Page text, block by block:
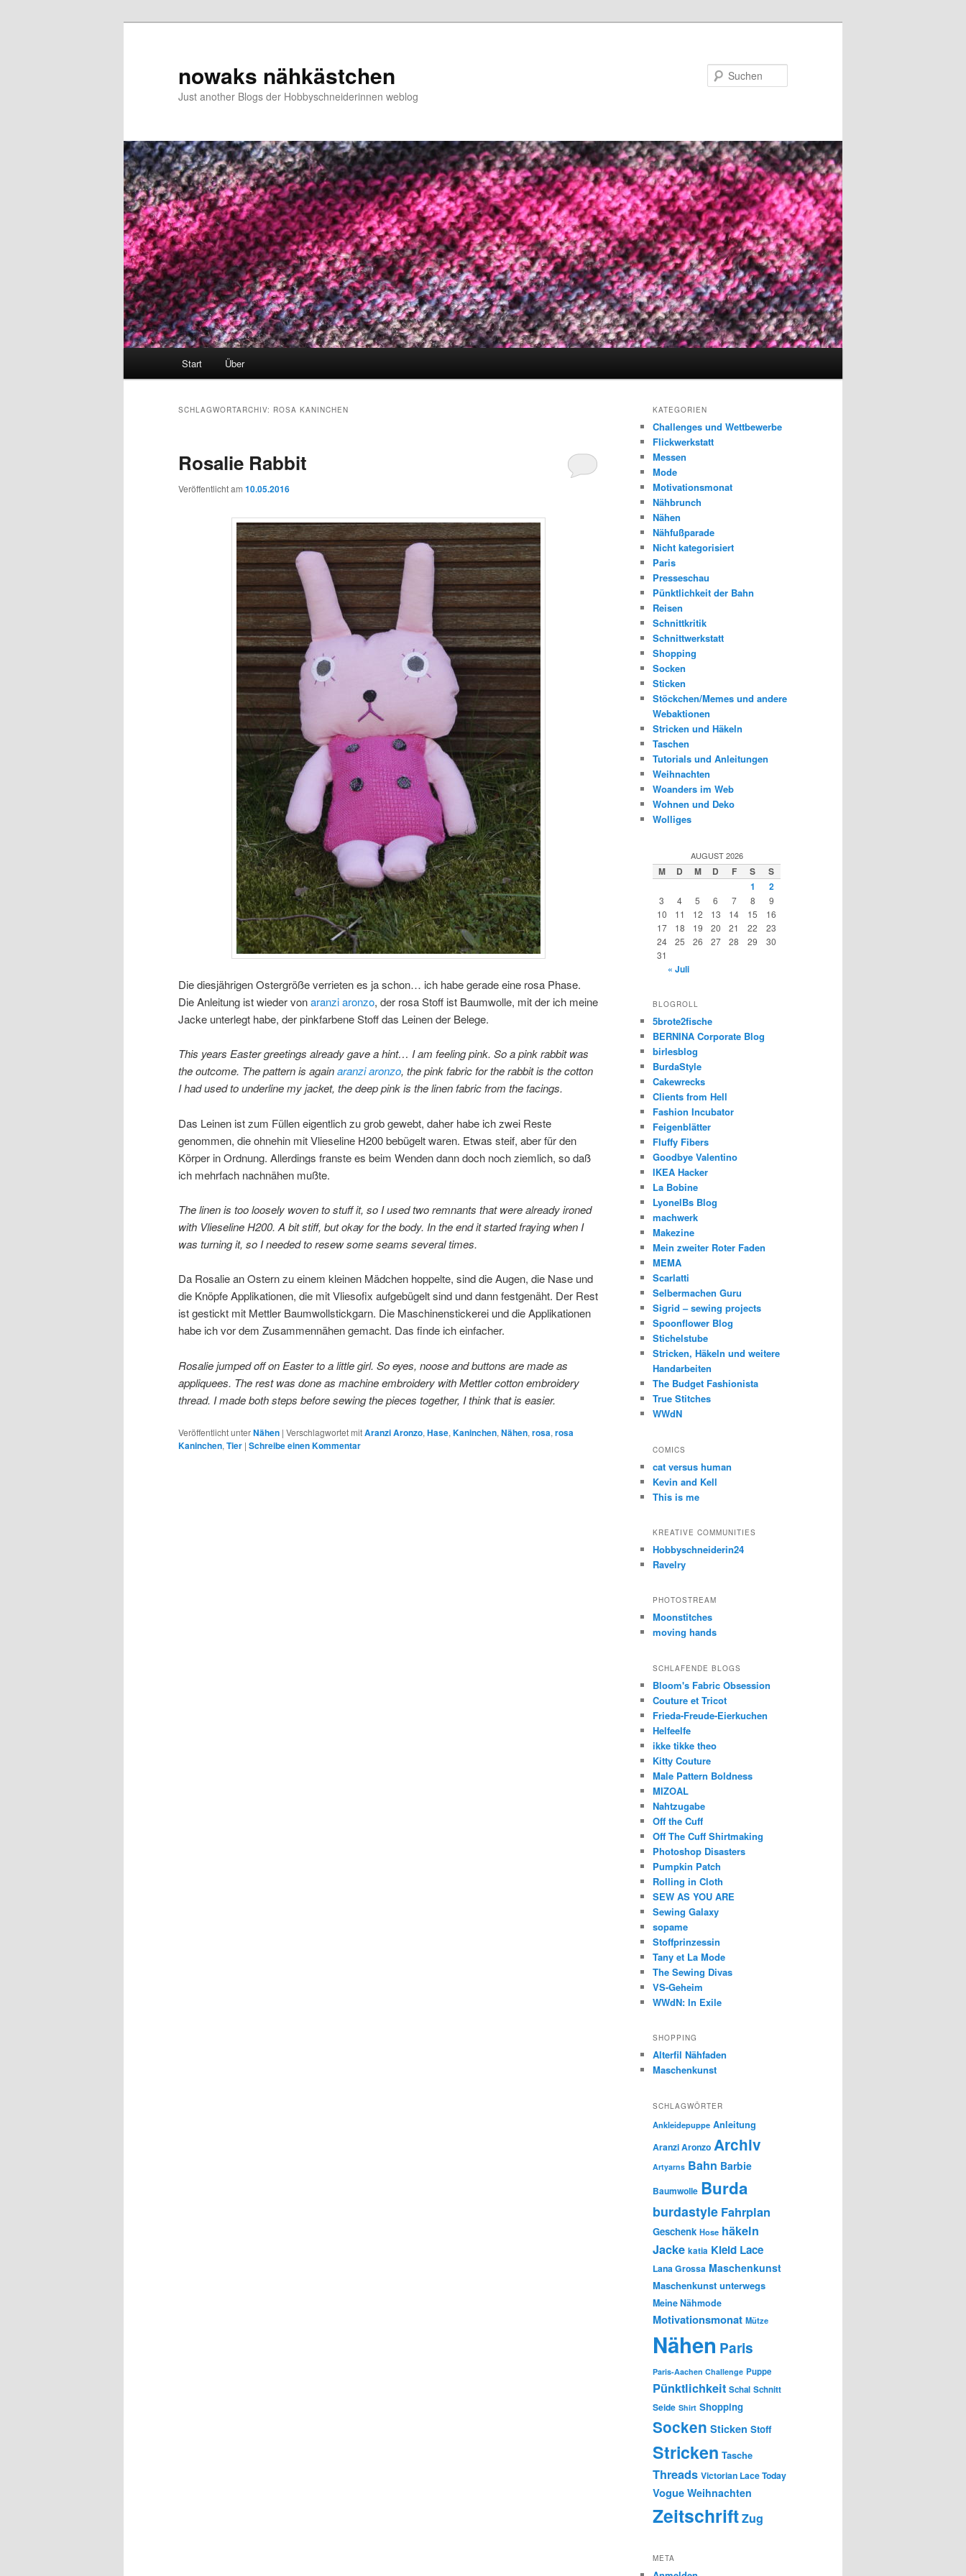
nowaks nähkästchen
Just another Blogs der Hobbyschneiderinnen weblog
Start Über
SCHLAGWORTARCHIV: ROSA KANINCHEN
Rosalie Rabbit
Veröffentlicht am 10.05.2016
Die diesjährigen Ostergröße verrieten es ja schon… ich habe gerade eine rosa Phase.
Die Anleitung ist wieder vonaranzi aronzo, der rosa Stoff ist Baumwolle, mit der ich meine
Jacke unterlegt habe, der pinkfarbene Stoff das Leinen der Belege.
This years Easter greetings already gave a hint… I am feeling pink. So a pink rabbit was
the outcome. The pattern is againaranzi aronzo, the pink fabric for the rabbit is the cotton
I had used to underline my jacket, the deep pink is the linen fabric from the facings.
Das Leinen ist zum Füllen eigentlich zu grob gewebt, daher habe ich zwei Reste
genommen, die ohnehin mit Vlieseline H200 bebügelt waren. Etwas steif, aber für den
Körper in Ordnung. Allerdings franste es beim Wenden dann doch noch ziemlich, so daß
ich mehrfach nachnähen mußte.
The linen is too loosely woven to stuff it, so I used two remnants that were already ironed
with Vlieseline H200. A bit stiff, but okay for the body. In the end it started fraying when I
was turning it, so I needed to resew some seams several times.
Da Rosalie an Ostern zu einem kleinen Mädchen hoppelte, sind die Augen, die Nase und
die Knöpfe Applikationen, die mit Vliesofix aufgebügelt sind und dann festgenäht. Der Rest
ist gestickt mit Mettler Baumwollstickgarn. Die Maschinenstickerei und die Applikationen
habe ich vor dem Zusammennähen gemacht. Das finde ich einfacher.
Rosalie jumped off on Easter to a little girl. So eyes, noose and buttons are made as
appliquees. The rest was done as machine embroidery with Mettler cotton embroidery
thread. I made both steps before sewing the pieces together, I think that is easier.
Veröffentlicht unterNähen | Verschlagwortet mitAranzi Aronzo, Hase, Kaninchen, Nähen, rosa, rosa
Kaninchen, Tier | Schreibe einen Kommentar
KATEGORIEN
Challenges und Wettbewerbe
Flickwerkstatt
Messen
Mode
Motivationsmonat
Nähbrunch
Nähen
Nähfußparade
Nicht kategorisiert
Paris
Presseschau
Pünktlichkeit der Bahn
Reisen
Schnittkritik
Schnittwerkstatt
Shopping
Socken
Sticken
Stöckchen/Memes und andere
Webaktionen
Stricken und Häkeln
Taschen
Tutorials und Anleitungen
Weihnachten
Woanders im Web
Wohnen und Deko
Wolliges
AUGUST 2026
M D M D F S
S
1
2
3 4 5 6 7 8
9
10
11 12 13 14 15
16
17
18 19 20 21 22
23
24
25 26 27 28 29
30
31
« Juli
BLOGROLL
5brote2fische
BERNINA Corporate Blog
birlesblog
BurdaStyle
Cakewrecks
Clients from Hell
Fashion Incubator
Feigenblätter
Fluffy Fibers
Goodbye Valentino
IKEA Hacker
La Bobine
LyonelBs Blog
machwerk
Makezine
Mein zweiter Roter Faden
MEMA
Scarlatti
Selbermachen Guru
Sigrid – sewing projects
Spoonflower Blog
Stichelstube
Stricken, Häkeln und weitere
Handarbeiten
The Budget Fashionista
True Stitches
WWdN
COMICS
cat versus human
Kevin and Kell
This is me
KREATIVE COMMUNITIES
Hobbyschneiderin24
Ravelry
PHOTOSTREAM
Moonstitches
moving hands
SCHLAFENDE BLOGS
Bloom's Fabric Obsession
Couture et Tricot
Frieda-Freude-Eierkuchen
Helfeelfe
ikke tikke theo
Kitty Couture
Male Pattern Boldness
MIZOAL
Nahtzugabe
Off the Cuff
Off The Cuff Shirtmaking
Photoshop Disasters
Pumpkin Patch
Rolling in Cloth
SEW AS YOU ARE
Sewing Galaxy
sopame
Stoffprinzessin
Tany et La Mode
The Sewing Divas
VS-Geheim
WWdN: In Exile
SHOPPING
Alterfil Nähfaden
Maschenkunst
SCHLAGWÖRTER
Ankleidepuppe Anleitung
Aranzi Aronzo Archiv
Artyarns Bahn Barbie
Baumwolle Burda
burdastyle Fahrplan
Geschenk Hose häkeln
Jacke katia Kleid Lace
Lana Grossa Maschenkunst
Maschenkunst unterwegs
Meine Nähmode
Motivationsmonat Mütze
Nähen Paris
Paris-Aachen Challenge Puppe
Pünktlichkeit Schal Schnitt
Seide Shirt Shopping
Socken Sticken Stoff
Stricken Tasche
Threads Victorian Lace Today
Vogue Weihnachten
ZeitschriftZug
META